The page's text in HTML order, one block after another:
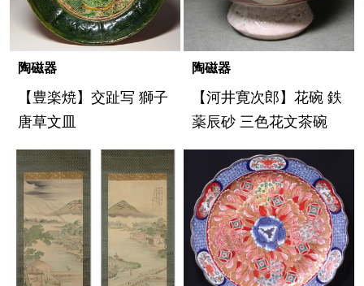
陶磁器
【豊楽焼】交趾写 獅子
唐草文皿
陶磁器
【河井寛次郎】花碗 鉄
薬辰砂 三色花文茶碗